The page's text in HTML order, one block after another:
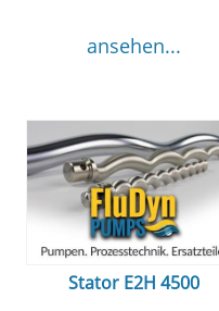
ansehen...
Stator E2H 4500